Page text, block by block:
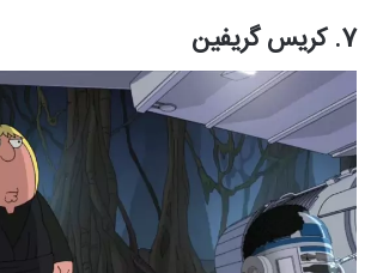
7. کریس گریفین